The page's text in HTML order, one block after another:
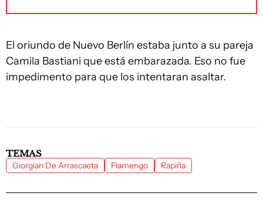
El oriundo de Nuevo Berlín estaba junto a su pareja
Camila Bastiani que está embarazada. Eso no fue
impedimento para que los intentaran asaltar.
TEMAS
Giorgian De Arrascaeta Flamengo Rapiña